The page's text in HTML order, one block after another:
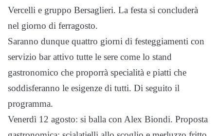
Vercelli e gruppo Bersaglieri. La festa si concluderà
nel giorno di ferragosto.
Saranno dunque quattro giorni di festeggiamenti con
servizio bar attivo tutte le sere come lo stand
gastronomico che proporrà specialità e piatti che
soddisferanno le esigenze di tutti. Di seguito il
programma.
Venerdì 12 agosto: si balla con Alex Biondi. Proposta